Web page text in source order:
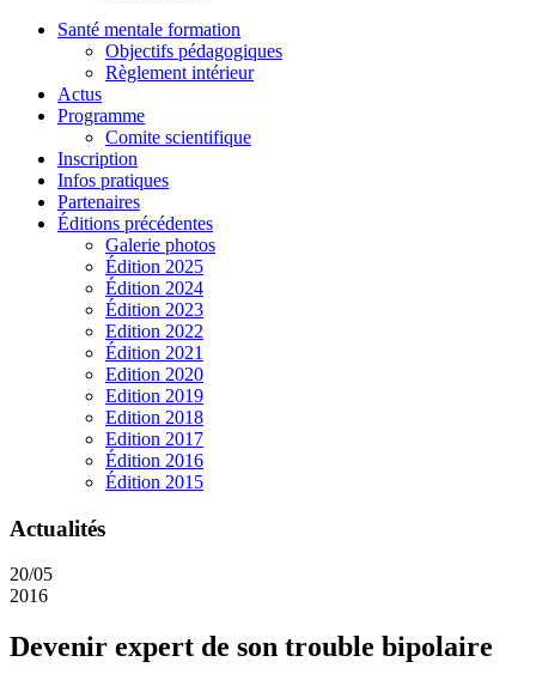
Santé mentale formation
Objectifs pédagogiques
Règlement intérieur
Actus
Programme
Comite scientifique
Inscription
Infos pratiques
Partenaires
Éditions précédentes
Galerie photos
Édition 2025
Édition 2024
Édition 2023
Edition 2022
Édition 2021
Edition 2020
Edition 2019
Edition 2018
Edition 2017
Édition 2016
Édition 2015
Actualités
20/05
2016
Devenir expert de son trouble bipolaire